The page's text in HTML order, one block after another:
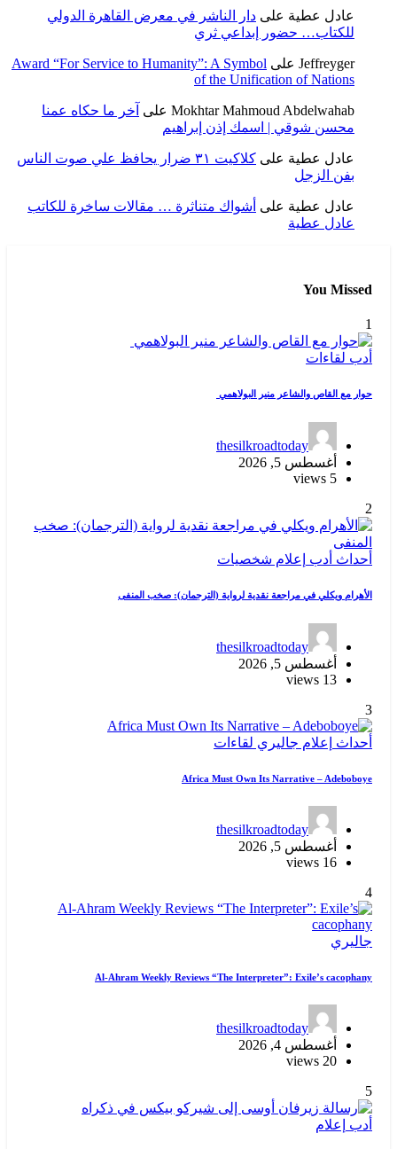
عادل عطية على دار الناشر في معرض القاهرة الدولي
للكتاب… حضور إبداعي ثري
Jeffreyger على Award “For Service to Humanity”: A Symbol
of the Unification of Nations
Mokhtar Mahmoud Abdelwahab على آخر ما حكاه عمنا
محسن شوقي | اسمك إذن إبراهيم
عادل عطية على
كلاكيت ٣١ ضرار يحافظ علي صوت الناس
بفن الزجل
عادل عطية على أشواك متناثرة … مقالات ساخرة للكاتب
عادل عطية
You Missed
1
أدب لقاءات
حوار مع القاص والشاعر منير البولاهمي
thesilkroadtoday
أغسطس 5, 2026
5 views
2
أحداث أدب إعلام شخصيات
الأهرام ويكلي في مراجعة نقدية لرواية (الترجمان): صخب المنفى
thesilkroadtoday
أغسطس 5, 2026
13 views
3
أحداث إعلام جاليري لقاءات
Africa Must Own Its Narrative – Adeboboye
thesilkroadtoday
أغسطس 5, 2026
16 views
4
جاليري
Al-Ahram Weekly Reviews “The Interpreter”: Exile’s cacophany
thesilkroadtoday
أغسطس 4, 2026
20 views
5
أدب إعلام